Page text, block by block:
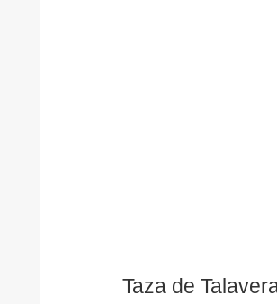
Taza de